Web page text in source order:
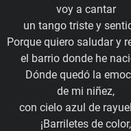
voy a cantar
un tango triste y
Porque quiero saludar y
el barrio donde he
Dónde quedó la
de mi niñez,
con cielo azul de
¡Barriletes de color,